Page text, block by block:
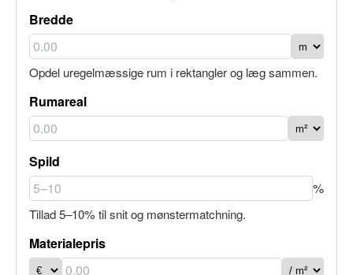
Bredde
Opdel uregelmæssige rum i rektangler og læg sammen.
Rumareal
Spild
%
Tillad 5–10% til snit og mønstermatchning.
Materialepris